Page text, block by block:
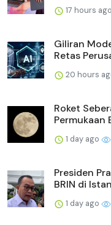
17 hours ago
Giliran
Retas
20 hours
Roket
Permukaan
1 day ago
Presiden
BRIN di
1 day ago